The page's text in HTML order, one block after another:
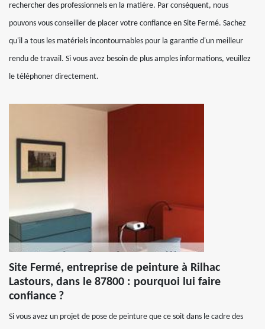
rechercher des professionnels en la matière. Par conséquent, nous
pouvons vous conseiller de placer votre confiance en Site Fermé. Sachez
qu'il a tous les matériels incontournables pour la garantie d'un meilleur
rendu de travail. Si vous avez besoin de plus amples informations, veuillez
le téléphoner directement.
Site Fermé, entreprise de peinture à Rilhac
Lastours, dans le 87800 : pourquoi lui faire
confiance ?
Si vous avez un projet de pose de peinture que ce soit dans le cadre des